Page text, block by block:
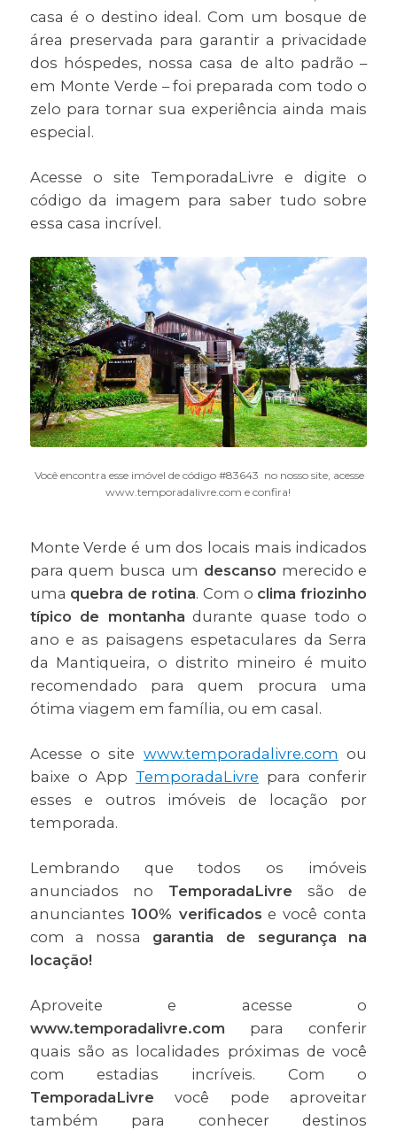
casa é o destino ideal. Com um bosque de
área preservada para garantir a privacidade
dos hóspedes, nossa casa de alto padrão –
em Monte Verde – foi preparada com todo o
zelo para tornar sua experiência ainda mais
especial.
Acesse o site TemporadaLivre e digite o
código da imagem para saber tudo sobre
essa casa incrível.
Você encontra esse imóvel de código #83643 no nosso site, acesse
www.temporadalivre.com e confira!
Monte Verde é um dos locais mais indicados
para quem busca um descanso merecido e
uma quebra de rotina. Com o clima friozinho
típico de montanha durante quase todo o
ano e as paisagens espetaculares da Serra
da Mantiqueira, o distrito mineiro é muito
recomendado para quem procura uma
ótima viagem em família, ou em casal.
Acesse o site www.temporadalivre.com ou
baixe o App TemporadaLivre para conferir
esses e outros imóveis de locação por
temporada.
Lembrando que todos os imóveis
anunciados no TemporadaLivre são de
anunciantes 100% verificados e você conta
com a nossa garantia de segurança na
locação!
Aproveite e acesse o
www.temporadalivre.com para conferir
quais são as localidades próximas de você
com estadias incríveis. Com o
TemporadaLivre você pode aproveitar
também para conhecer destinos